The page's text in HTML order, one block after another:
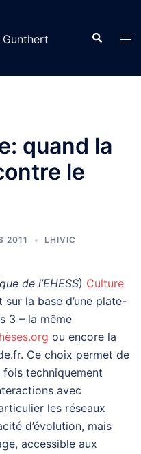
quand la
le
2011 LHIVIC
de l’EHESS) Culture
la base d’une plate-
3 – la même
ou encore la
Ce choix permet de
fois techniquement
avec
les réseaux
d’évolution, mais
accessible aux